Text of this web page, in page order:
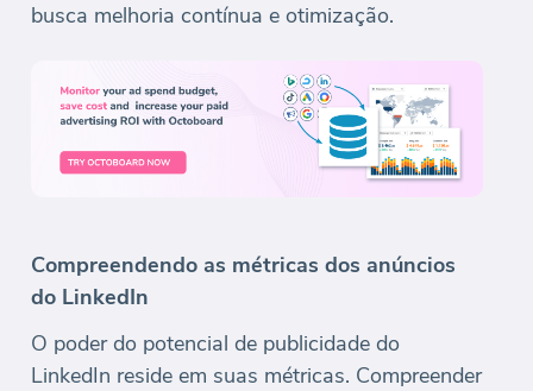
busca melhoria contínua e otimização.
Compreendendo as métricas dos anúncios
do LinkedIn
O poder do potencial de publicidade do
LinkedIn reside em suas métricas. Compreender